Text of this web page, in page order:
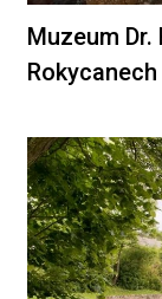
Muzeum
Rokycanech